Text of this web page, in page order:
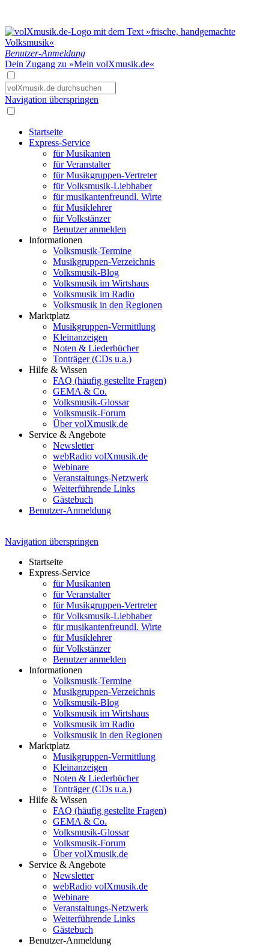
Benutzer-Anmeldung
Dein Zugang zu »Mein volXmusik.de«
Navigation überspringen
Startseite
Express-Service
für Musikanten
für Veranstalter
für Musikgruppen-Vertreter
für Volksmusik-Liebhaber
für musikantenfreundl. Wirte
für Musiklehrer
für Volkstänzer
Benutzer anmelden
Informationen
Volksmusik-Termine
Musikgruppen-Verzeichnis
Volksmusik-Blog
Volksmusik im Wirtshaus
Volksmusik im Radio
Volksmusik in den Regionen
Marktplatz
Musikgruppen-Vermittlung
Kleinanzeigen
Noten & Liederbücher
Tonträger (CDs u.a.)
Hilfe & Wissen
FAQ (häufig gestellte Fragen)
GEMA & Co.
Volksmusik-Glossar
Volksmusik-Forum
Über volXmusik.de
Service & Angebote
Newsletter
webRadio volXmusik.de
Webinare
Veranstaltungs-Netzwerk
Weiterführende Links
Gästebuch
Benutzer-Anmeldung
Navigation überspringen
Startseite
Express-Service
für Musikanten
für Veranstalter
für Musikgruppen-Vertreter
für Volksmusik-Liebhaber
für musikantenfreundl. Wirte
für Musiklehrer
für Volkstänzer
Benutzer anmelden
Informationen
Volksmusik-Termine
Musikgruppen-Verzeichnis
Volksmusik-Blog
Volksmusik im Wirtshaus
Volksmusik im Radio
Volksmusik in den Regionen
Marktplatz
Musikgruppen-Vermittlung
Kleinanzeigen
Noten & Liederbücher
Tonträger (CDs u.a.)
Hilfe & Wissen
FAQ (häufig gestellte Fragen)
GEMA & Co.
Volksmusik-Glossar
Volksmusik-Forum
Über volXmusik.de
Service & Angebote
Newsletter
webRadio volXmusik.de
Webinare
Veranstaltungs-Netzwerk
Weiterführende Links
Gästebuch
Benutzer-Anmeldung